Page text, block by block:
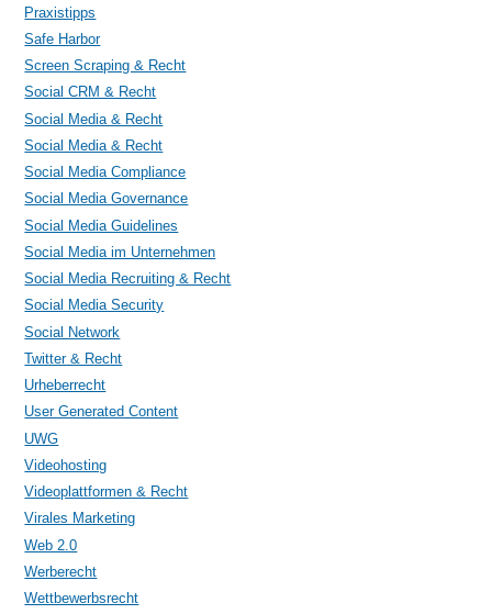
Praxistipps
Safe Harbor
Screen Scraping & Recht
Social CRM & Recht
Social Media & Recht
Social Media & Recht
Social Media Compliance
Social Media Governance
Social Media Guidelines
Social Media im Unternehmen
Social Media Recruiting & Recht
Social Media Security
Social Network
Twitter & Recht
Urheberrecht
User Generated Content
UWG
Videohosting
Videoplattformen & Recht
Virales Marketing
Web 2.0
Werberecht
Wettbewerbsrecht